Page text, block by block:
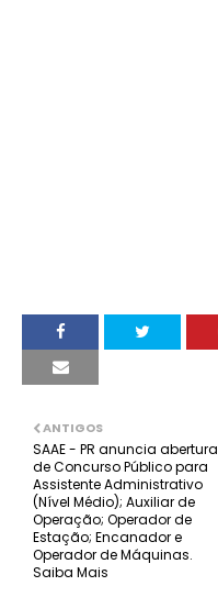
ANTIGOS
SAAE - PR anuncia abertura
de Concurso Público para
Assistente Administrativo
(Nível Médio); Auxiliar de
Operação; Operador de
Estação; Encanador e
Operador de Máquinas.
Saiba Mais